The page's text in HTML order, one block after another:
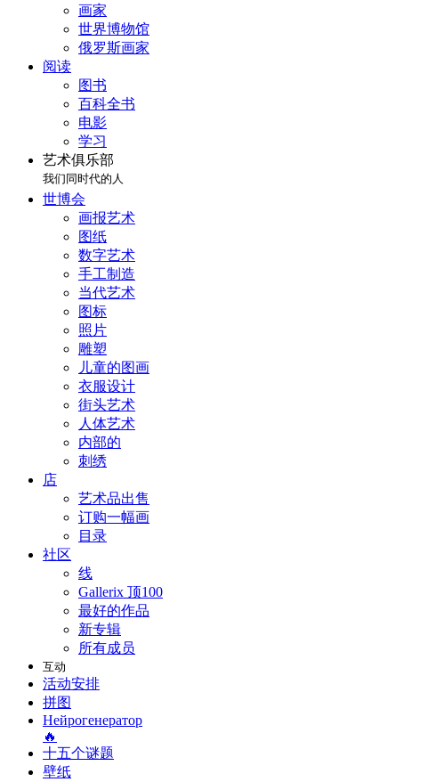
画家
世界博物馆
俄罗斯画家
阅读
图书
百科全书
电影
学习
艺术俱乐部
我们同时代的人
世博会
画报艺术
图纸
数字艺术
手工制造
当代艺术
图标
照片
雕塑
儿童的图画
衣服设计
街头艺术
人体艺术
内部的
刺绣
店
艺术品出售
订购一幅画
目录
社区
线
Gallerix 顶100
最好的作品
新专辑
所有成员
互动
活动安排
拼图
Нейрогенератор
🔥
十五个谜题
壁纸